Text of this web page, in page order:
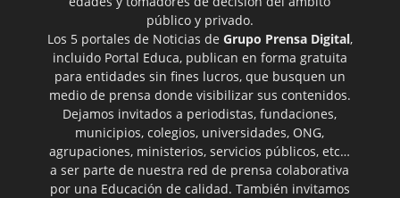
público y privado.
Los 5 portales de Noticias de Grupo Prensa Digital,
incluido Portal Educa, publican en forma gratuita
para entidades sin fines lucros, que busquen un
medio de prensa donde visibilizar sus contenidos.
Dejamos invitados a periodistas, fundaciones,
municipios, colegios, universidades, ONG,
agrupaciones, ministerios, servicios públicos, etc…
a ser parte de nuestra red de prensa colaborativa
por una Educación de calidad. También invitamos